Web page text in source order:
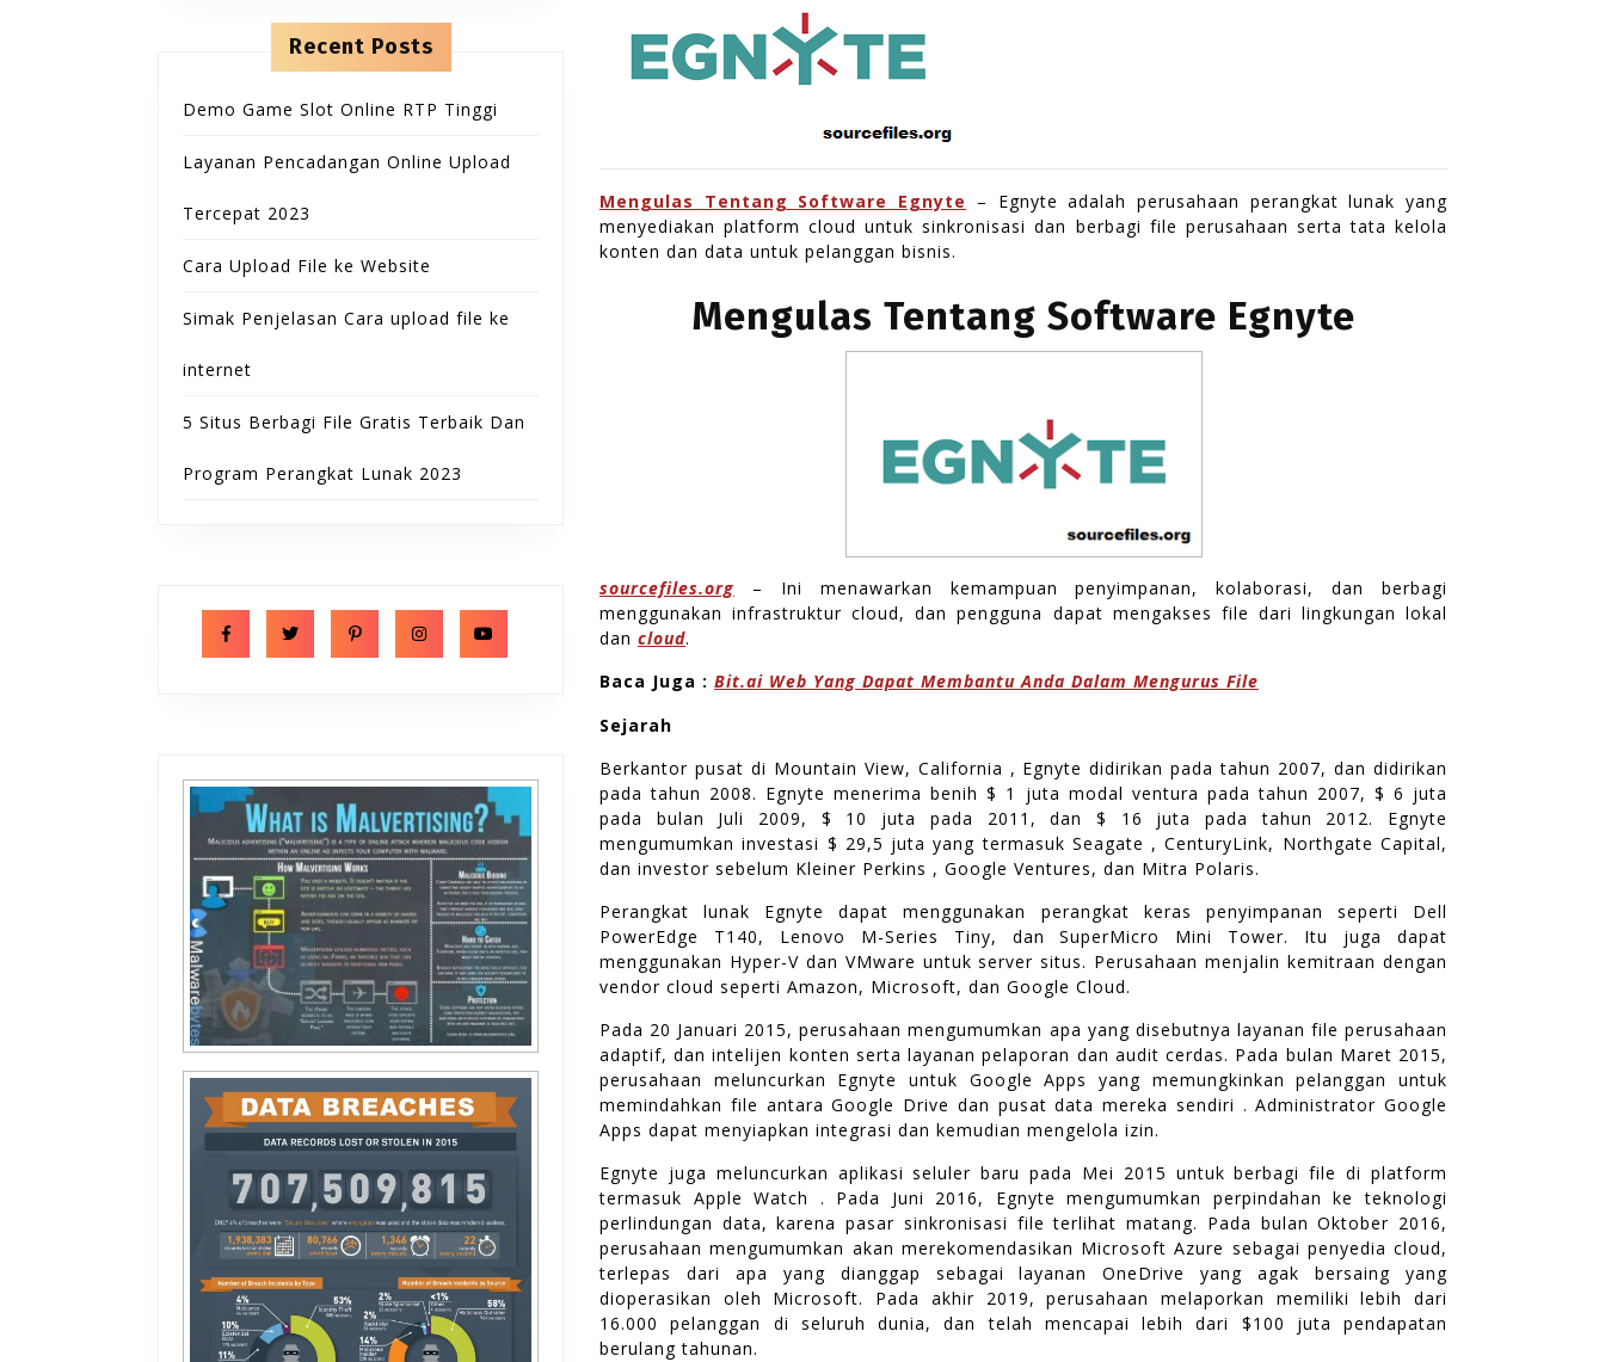
Recent Posts
Demo Game Slot Online RTP Tinggi
Layanan Pencadangan Online Upload
Tercepat 2023
Cara Upload File ke Website
Simak Penjelasan Cara upload file ke
internet
5 Situs Berbagi File Gratis Terbaik Dan
Program Perangkat Lunak 2023
Facebook Twitter Pinterest Instagram
Mengulas Tentang Software Egnyte
– Egnyte adalah perusahaan perangkat lunak yang
menyediakan platform cloud untuk sinkronisasi dan berbagi file perusahaan serta tata kelola
konten dan data untuk pelanggan bisnis.
Mengulas Tentang Software Egnyte
sourcefiles.org – Ini menawarkan kemampuan penyimpanan, kolaborasi, dan berbagi
menggunakan infrastruktur cloud, dan pengguna dapat mengakses file dari lingkungan lokal
dan cloud.
Baca Juga : Bit.ai Web Yang Dapat Membantu Anda Dalam Mengurus File
Sejarah
Berkantor pusat di Mountain View, California , Egnyte didirikan pada tahun 2007, dan didirikan
pada tahun 2008. Egnyte menerima benih $ 1 juta modal ventura pada tahun 2007, $ 6 juta
pada bulan Juli 2009, $ 10 juta pada 2011, dan $ 16 juta pada tahun 2012. Egnyte
mengumumkan investasi $ 29,5 juta yang termasuk Seagate , CenturyLink, Northgate Capital,
dan investor sebelum Kleiner Perkins , Google Ventures, dan Mitra Polaris.
Perangkat lunak Egnyte dapat menggunakan perangkat keras penyimpanan seperti Dell
PowerEdge T140, Lenovo M-Series Tiny, dan SuperMicro Mini Tower. Itu juga dapat
menggunakan Hyper-V dan VMware untuk server situs. Perusahaan menjalin kemitraan dengan
vendor cloud seperti Amazon, Microsoft, dan Google Cloud.
Pada 20 Januari 2015, perusahaan mengumumkan apa yang disebutnya layanan file perusahaan
adaptif, dan intelijen konten serta layanan pelaporan dan audit cerdas. Pada bulan Maret 2015,
perusahaan meluncurkan Egnyte untuk Google Apps yang memungkinkan pelanggan untuk
memindahkan file antara Google Drive dan pusat data mereka sendiri . Administrator Google
Apps dapat menyiapkan integrasi dan kemudian mengelola izin.
Egnyte juga meluncurkan aplikasi seluler baru pada Mei 2015 untuk berbagi file di platform
termasuk Apple Watch . Pada Juni 2016, Egnyte mengumumkan perpindahan ke teknologi
perlindungan data, karena pasar sinkronisasi file terlihat matang. Pada bulan Oktober 2016,
perusahaan mengumumkan akan merekomendasikan Microsoft Azure sebagai penyedia cloud,
terlepas dari apa yang dianggap sebagai layanan OneDrive yang agak bersaing yang
dioperasikan oleh Microsoft. Pada akhir 2019, perusahaan melaporkan memiliki lebih dari
16.000 pelanggan di seluruh dunia, dan telah mencapai lebih dari $100 juta pendapatan
berulang tahunan.